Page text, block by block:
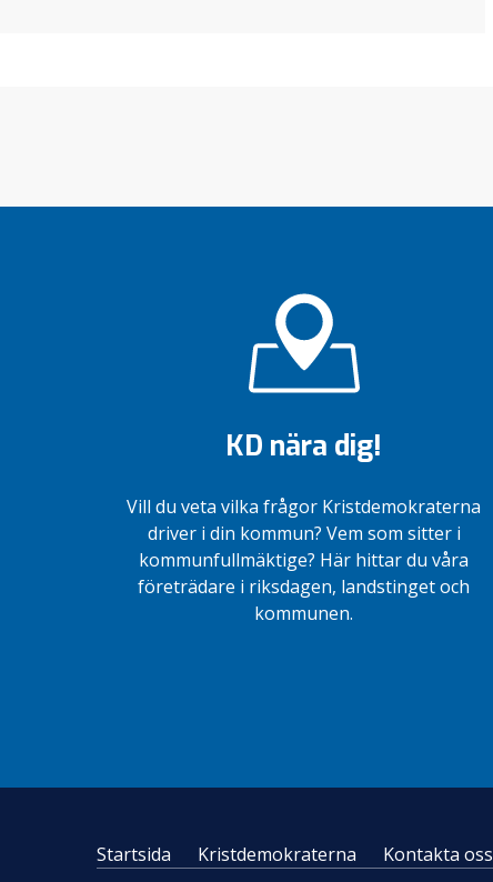
KD nära dig!
Vill du veta vilka frågor Kristdemokraterna
driver i din kommun? Vem som sitter i
kommunfullmäktige? Här hittar du våra
företrädare i riksdagen, landstinget och
kommunen.
Startsida Kristdemokraterna Kontakta oss